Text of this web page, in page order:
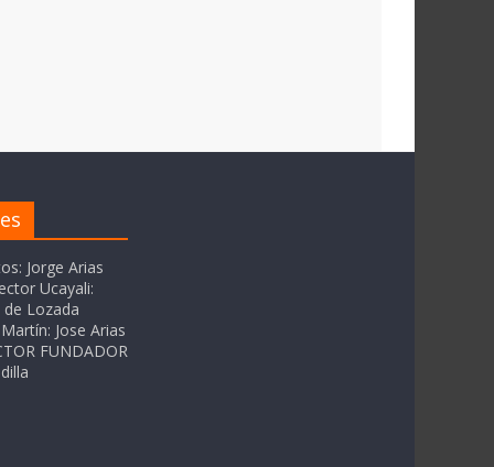
Jorge Arias
Ucayali:
Lozada
Jose Arias
FUNDADOR